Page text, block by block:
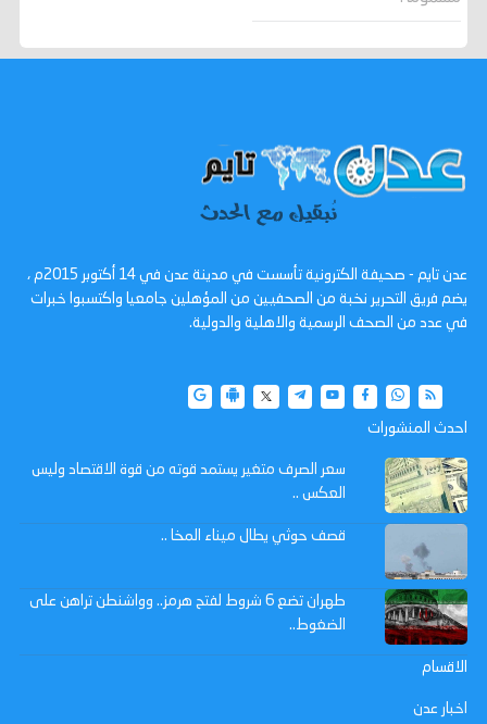
عدن تايم - صحيفة الكترونية تأسست في مدينة عدن في 14 أكتوبر 2015م ،
يضم فريق التحرير نخبة من الصحفيين من المؤهلين جامعيا واكتسبوا خبرات
في عدد من الصحف الرسمية والاهلية والدولية.
احدث المنشورات
سعر الصرف متغير يستمد قوته من قوة الاقتصاد وليس
العكس ..
قصف حوثي يطال ميناء المخا ..
طهران تضع 6 شروط لفتح هرمز.. وواشنطن تراهن على
الضغوط..
الاقسام
اخبار عدن